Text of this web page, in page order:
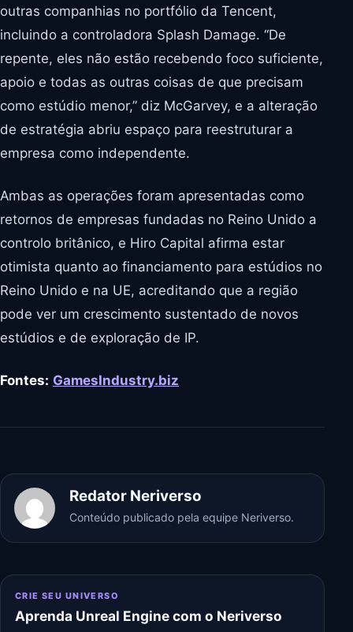
outras companhias no portfólio da Tencent,
incluindo a controladora Splash Damage. “De
repente, eles não estão recebendo foco suficiente,
apoio e todas as outras coisas de que precisam
como estúdio menor,” diz McGarvey, e a alteração
de estratégia abriu espaço para reestruturar a
empresa como independente.
Ambas as operações foram apresentadas como
retornos de empresas fundadas no Reino Unido a
controlo britânico, e Hiro Capital afirma estar
otimista quanto ao financiamento para estúdios no
Reino Unido e na UE, acreditando que a região
pode ver um crescimento sustentado de novos
estúdios e de exploração de IP.
Fontes: GamesIndustry.biz
Redator Neriverso
Conteúdo publicado pela equipe Neriverso.
CRIE SEU UNIVERSO
Aprenda Unreal Engine com o Neriverso